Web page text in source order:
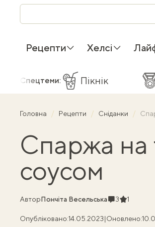
Рецепти Хелсі
Спецтеми: Пікнік
Головна Рецепти Сніданки
Спаржа на
соусом
АвторПончіта ВесельськаКоментарі
3Рейтинг
1
Опубліковано:14.05.2023|Оновлено: